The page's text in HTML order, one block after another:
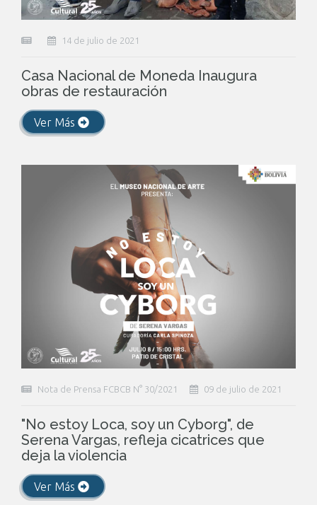
14 de julio de 2021
Casa Nacional de Moneda Inaugura
obras de restauración
Ver Más
Nota de Prensa FCBCB N° 30/2021 09 de julio de 2021
"No estoy Loca, soy un Cyborg", de
Serena Vargas, refleja cicatrices que
deja la violencia
Ver Más